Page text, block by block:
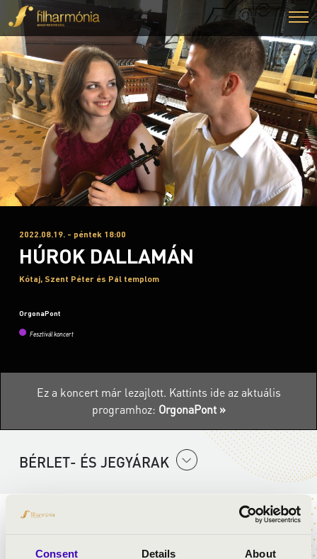
Consent Details About
2022.08.19. - péntek 18:00
HÚROK DALLAMÁN
Kótaj, Szent Péter és Pál templom
OrgonaPont
Fesztivál koncert
Ez a koncert már lezajlott. Kattints ide az aktuális
programhoz: OrgonaPont »
BÉRLET- ÉS JEGYÁRAK
ELŐADÓK: